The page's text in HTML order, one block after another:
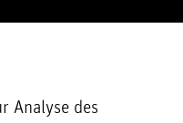
Analyse des